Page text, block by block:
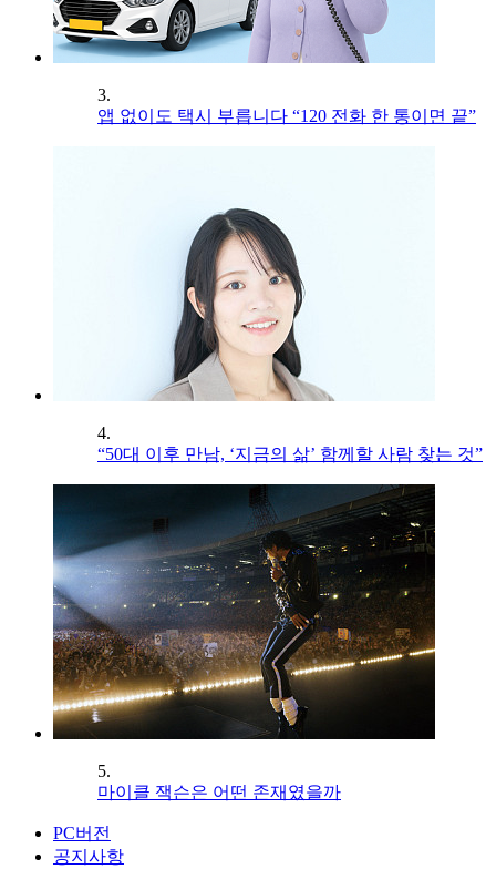
3.
앱 없이도 택시 부릅니다 “120 전화 한 통이면 끝”
4.
“50대 이후 만남, ‘지금의 삶’ 함께할 사람 찾는 것”
5.
마이클 잭슨은 어떤 존재였을까
PC버전
공지사항